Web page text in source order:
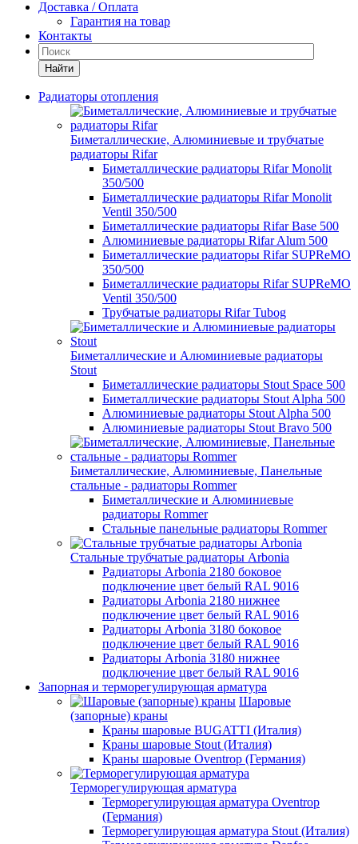
Доставка / Оплата
Гарантия на товар
Контакты
Найти
Радиаторы отопления
Биметаллические, Алюминиевые и трубчатые
радиаторы Rifar
Биметаллические радиаторы Rifar Monolit
350/500
Биметаллические радиаторы Rifar Monolit
Ventil 350/500
Биметаллические радиаторы Rifar Base 500
Алюминиевые радиаторы Rifar Alum 500
Биметаллические радиаторы Rifar SUPReMO
350/500
Биметаллические радиаторы Rifar SUPReMO
Ventil 350/500
Трубчатые радиаторы Rifar Tubog
Биметаллические и Алюминиевые радиаторы
Stout
Биметаллические радиаторы Stout Space 500
Биметаллические радиаторы Stout Alpha 500
Алюминиевые радиаторы Stout Alpha 500
Алюминиевые радиаторы Stout Bravo 500
Биметаллические, Алюминиевые, Панельные
стальные - радиаторы Rommer
Биметаллические и Алюминиевые
радиаторы Rommer
Стальные панельные радиаторы Rommer
Стальные трубчатые радиаторы Arbonia
Радиаторы Arbonia 2180 боковое
подключение цвет белый RAL 9016
Радиаторы Arbonia 2180 нижнее
подключение цвет белый RAL 9016
Радиаторы Arbonia 3180 боковое
подключение цвет белый RAL 9016
Радиаторы Arbonia 3180 нижнее
подключение цвет белый RAL 9016
Запорная и терморегулирующая арматура
Шаровые
(запорные) краны
Краны шаровые BUGATTI (Италия)
Краны шаровые Stout (Италия)
Краны шаровые Oventrop (Германия)
Терморегулирующая арматура
Терморегулирующая арматура Oventrop
(Германия)
Терморегулирующая арматура Stout (Италия)